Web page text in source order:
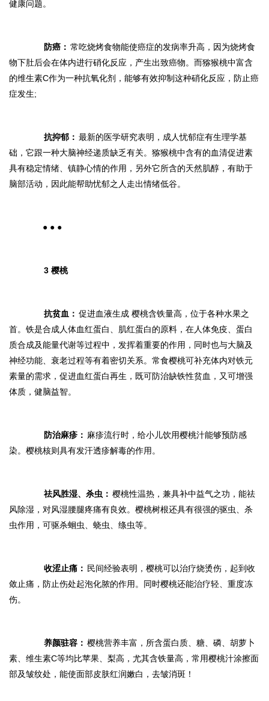
健康问题。
防癌： 常吃烧烤食物能使癌症的发病率升高，因为烧烤食
物下肚后会在体内进行硝化反应，产生出致癌物。而猕猴桃中富含
的维生素C作为一种抗氧化剂，能够有效抑制这种硝化反应，防止癌
症发生;
抗抑郁： 最新的医学研究表明，成人忧郁症有生理学基
础，它跟一种大脑神经递质缺乏有关。猕猴桃中含有的血清促进素
具有稳定情绪、镇静心情的作用，另外它所含的天然肌醇，有助于
脑部活动，因此能帮助忧郁之人走出情绪低谷。
● ● ●
3 樱桃
抗贫血： 促进血液生成 樱桃含铁量高，位于各种水果之
首。铁是合成人体血红蛋白、肌红蛋白的原料，在人体免疫、蛋白
质合成及能量代谢等过程中，发挥着重要的作用，同时也与大脑及
神经功能、衰老过程等有着密切关系。常食樱桃可补充体内对铁元
素量的需求，促进血红蛋白再生，既可防治缺铁性贫血，又可增强
体质，健脑益智。
防治麻疹： 麻疹流行时，给小儿饮用樱桃汁能够预防感
染。樱桃核则具有发汗透疹解毒的作用。
祛风胜湿、杀虫： 樱桃性温热，兼具补中益气之功，能祛
风除湿，对风湿腰腿疼痛有良效。樱桃树根还具有很强的驱虫、杀
虫作用，可驱杀蛔虫、蛲虫、绦虫等。
收涩止痛： 民间经验表明，樱桃可以治疗烧烫伤，起到收
敛止痛，防止伤处起泡化脓的作用。同时樱桃还能治疗轻、重度冻
伤。
养颜驻容： 樱桃营养丰富，所含蛋白质、糖、磷、胡萝卜
素、维生素C等均比苹果、梨高，尤其含铁量高，常用樱桃汁涂擦面
部及皱纹处，能使面部皮肤红润嫩白，去皱消斑！